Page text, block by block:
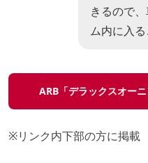
きるので
ム内に入る
ARB「デラックスオー
※リンク内下部の方に掲載